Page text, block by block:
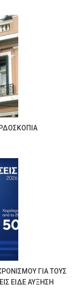
ΓΙΑ ΤΟΥΣ
ΕΙΔΕ ΑΥΞΗΣΗ